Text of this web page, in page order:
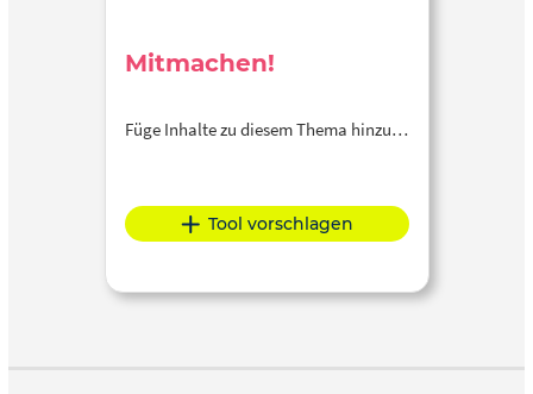
Mitmachen!
Füge Inhalte zu diesem Thema hinzu…
Tool vorschlagen